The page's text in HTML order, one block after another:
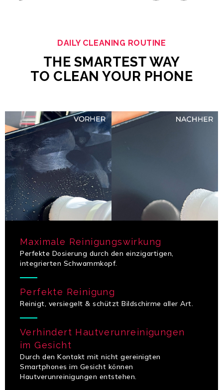
Maximale Reinigungswirkung
Perfekte Dosierung durch den einzigartigen,
integrierten Schwammkopf.
Perfekte Reinigung
Reinigt, versiegelt & schützt Bildschirme aller Art.
Verhindert Hautverunreinigungen
im Gesicht
Durch den Kontakt mit nicht gereinigten
Smartphones im Gesicht können
Hautverunreinigungen entstehen.
DAILY CLEANING ROUTINE
THE SMARTEST WAY
TO CLEAN YOUR PHONE